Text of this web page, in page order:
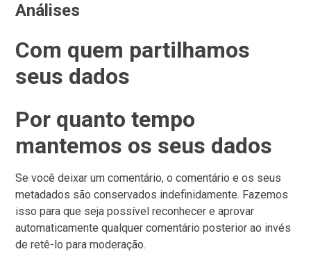
Análises
Com quem partilhamos
seus dados
Por quanto tempo
mantemos os seus dados
Se você deixar um comentário, o comentário e os seus
metadados são conservados indefinidamente. Fazemos
isso para que seja possível reconhecer e aprovar
automaticamente qualquer comentário posterior ao invés
de retê-lo para moderação.